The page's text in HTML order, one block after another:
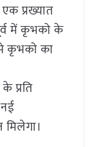
प्रख्यात
में कृभको के
कृभको का
प्रति
मिलेगा।